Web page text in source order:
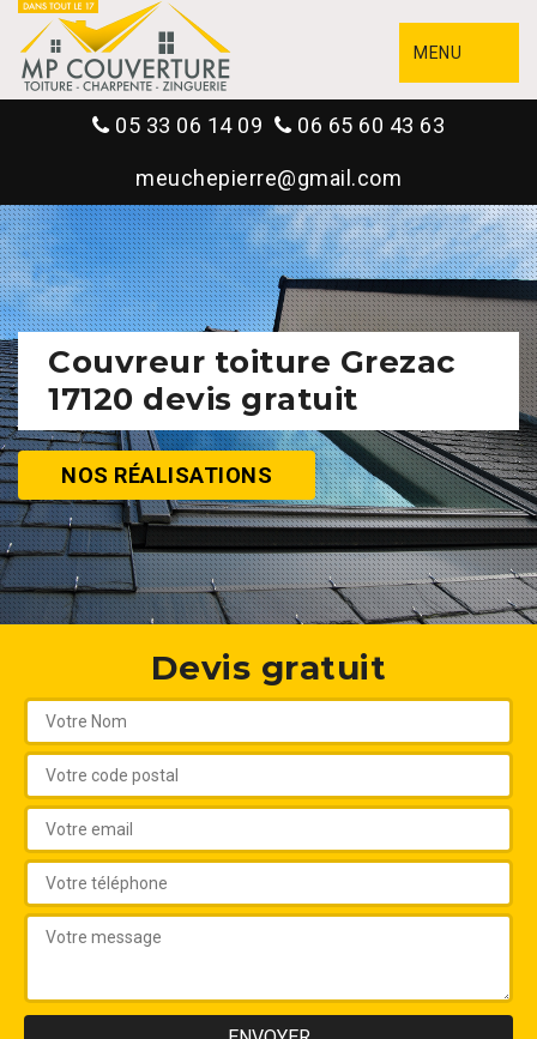
MENU
05 33 06 14 09 06 65 60 43 63
meuchepierre@gmail.com
Couvreur toiture Grezac
17120 devis gratuit
NOS RÉALISATIONS
Devis gratuit